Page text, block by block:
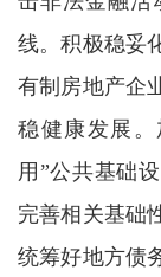
线。积极稳妥
有制房地产企
稳健康发展
用”公共基础
完善相关基础
统筹好地方债